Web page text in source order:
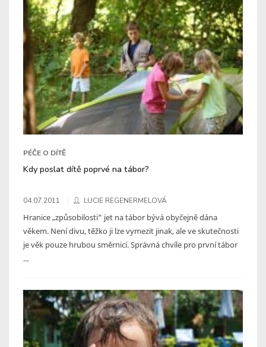
PÉČE O DÍTĚ
Kdy poslat dítě poprvé na tábor?
04.07.2011 LUCIE REGENERMELOVÁ
Hranice „způsobilosti“ jet na tábor bývá obyčejně dána
věkem. Není divu, těžko ji lze vymezit jinak, ale ve skutečnosti
je věk pouze hrubou směrnicí. Správná chvíle pro první tábor
...